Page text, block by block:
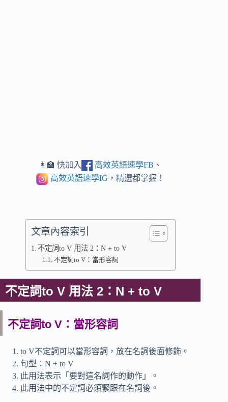
👩‍🏫 快加入 高效英語速學FB 、
高效英語速學IG ，精選都掌握！
文章內容索引
不定詞to V 用法 2：N + to V
不定詞to V：當形容詞
不定詞to V 用法 2：N + to V
不定詞to V：當形容詞
to V不定詞可以當形容詞，放在名詞後面修飾。
句型：N + to V
此用法表示「要對這名詞作的動作」。
此用法中的不定詞必須緊跟在名詞後。